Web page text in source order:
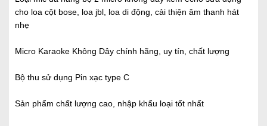
cho loa cột bose, loa jbl, loa di động, cải thiện âm thanh hát
nhẹ
Micro Karaoke Không Dây chính hãng, uy tín, chất lượng
Bộ thu sử dụng Pin xạc type C
Sản phẩm chất lượng cao, nhập khẩu loại tốt nhất